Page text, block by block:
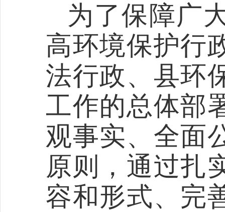
为了保障广
高环境保护行
法行政、县环
工作的总体部
观事实、全面
原则，通过扎
容和形式、完